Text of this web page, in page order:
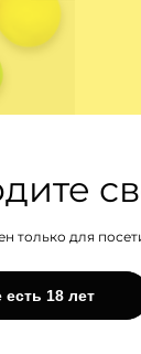
только для
18 лет